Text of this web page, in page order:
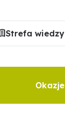
Strefa wiedzy
Okazje